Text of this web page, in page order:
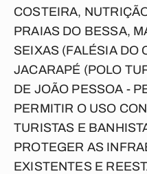
COSTEIRA,
PRAIAS DO BESSA,
SEIXAS (FALÉSIA DO
JACARAPÉ (POLO
DE JOÃO PESSOA -
PERMITIR O USO
TURISTAS E
PROTEGER AS
EXISTENTES E